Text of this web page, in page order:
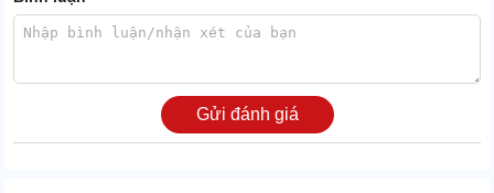
Màn hình Led của TC-J8913 hiển thị rất trực quan, phát sáng
Các nội dung hiển thị trên cổng bao gồm: trạng thái đóng mở,
ngày giờ, lời chào hoặc lời tạm biệt.
Gửi đánh giá